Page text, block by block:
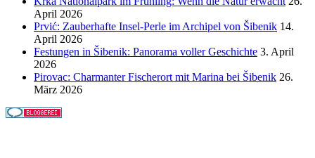
April 2026
Prvić: Zauberhafte Insel-Perle im Archipel von Šibenik 14.
April 2026
Festungen in Šibenik: Panorama voller Geschichte 3. April
2026
Pirovac: Charmanter Fischerort mit Marina bei Šibenik 26.
März 2026